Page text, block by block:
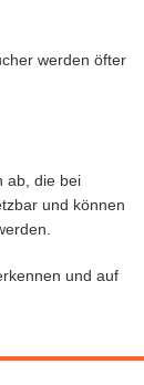
werden öfter
ab, die bei
und können
und auf